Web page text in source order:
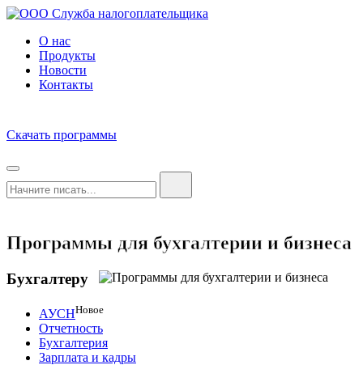
О нас
Продукты
Новости
Контакты
Скачать программы
Программы для бухгалтерии и бизнеса
Бухгалтеру
АУСННовое
Отчетность
Бухгалтерия
Зарплата и кадры